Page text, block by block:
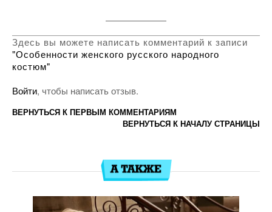
Здесь вы можете написать комментарий к записи
"Особенности женского русского народного
костюм"
Войти, чтобы написать отзыв.
ВЕРНУТЬСЯ К ПЕРВЫМ КОММЕНТАРИЯМ
ВЕРНУТЬСЯ К НАЧАЛУ СТРАНИЦЫ